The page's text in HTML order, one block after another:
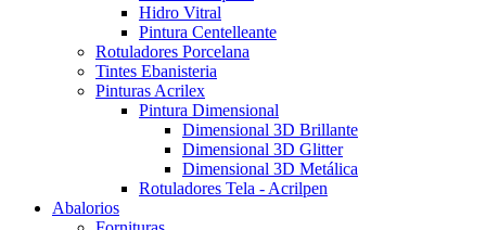
Hidro Vitral
Pintura Centelleante
Rotuladores Porcelana
Tintes Ebanisteria
Pinturas Acrilex
Pintura Dimensional
Dimensional 3D Brillante
Dimensional 3D Glitter
Dimensional 3D Metálica
Rotuladores Tela - Acrilpen
Abalorios